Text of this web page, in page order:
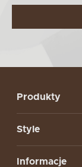
Produkty
Style
Informacje